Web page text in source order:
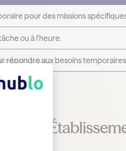
: Personnalisez
pour des missions
ou à l'heure.
répondre aux besoins
les